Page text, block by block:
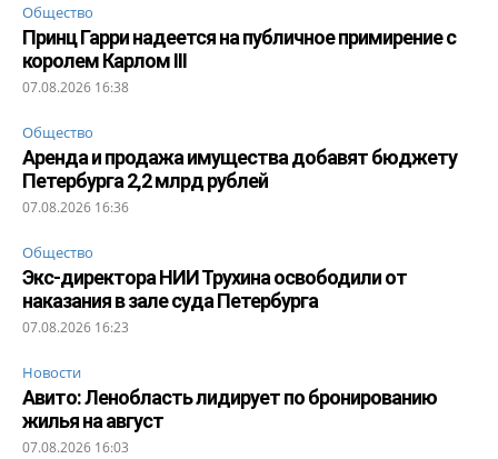
Общество
Принц Гарри надеется на публичное примирение с
королем Карлом III
07.08.2026 16:38
Общество
Аренда и продажа имущества добавят бюджету
Петербурга 2,2 млрд рублей
07.08.2026 16:36
Общество
Экс-директора НИИ Трухина освободили от
наказания в зале суда Петербурга
07.08.2026 16:23
Новости
Авито: Ленобласть лидирует по бронированию
жилья на август
07.08.2026 16:03